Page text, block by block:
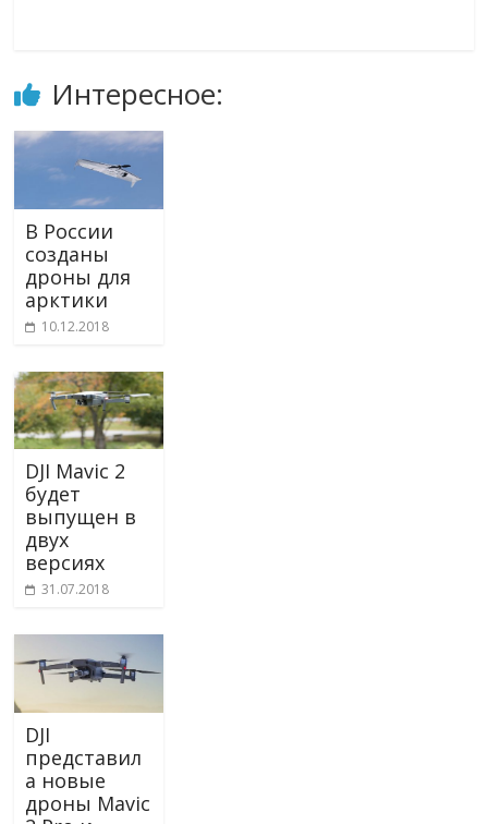
Интересное:
В России
созданы
дроны для
арктики
10.12.2018
DJI Mavic 2
будет
выпущен в
двух
версиях
31.07.2018
DJI
представил
а новые
дроны Mavic